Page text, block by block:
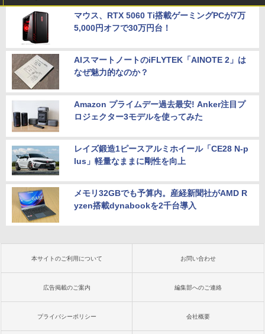
マウス、RTX 5060 Ti搭載ゲーミングPCが7万
5,000円オフで30万円台！
AIスマートノートのiFLYTEK「AINOTE 2」は
なぜ魅力的なのか？
Amazon プライムデー過去最安! Anker注目プ
ロジェクター3モデルを使ってみた
レイズ鍛造1ピースアルミホイール「CE28 N-p
lus」軽量なままに剛性を向上
メモリ32GBでも予算内。産経新聞社がAMD R
yzen搭載dynabookを2千台導入
本サイトのご利用について お問い合わせ
広告掲載のご案内 編集部へのご連絡
プライバシーポリシー 会社概要